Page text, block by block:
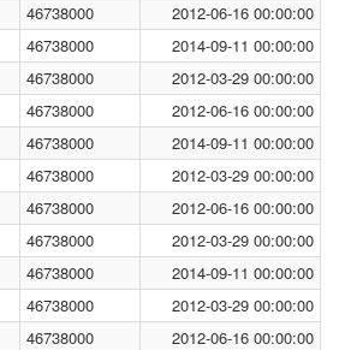
46738000
2012-06-16 00:00:00
46738000
2014-09-11 00:00:00
46738000
2012-03-29 00:00:00
46738000
2012-06-16 00:00:00
46738000
2014-09-11 00:00:00
46738000
2012-03-29 00:00:00
46738000
2012-06-16 00:00:00
46738000
2012-03-29 00:00:00
46738000
2014-09-11 00:00:00
46738000
2012-03-29 00:00:00
46738000
2012-06-16 00:00:00